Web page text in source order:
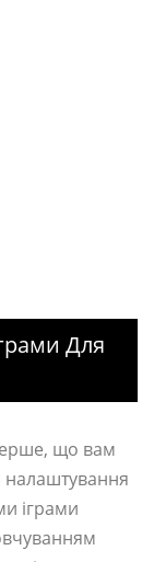
Для
що вам
налаштування
іграми